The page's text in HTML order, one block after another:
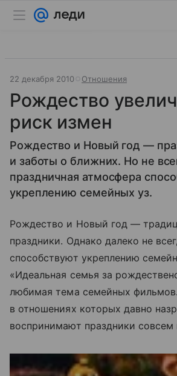
22 декабря 2010 Отношения
Рождество
риск измен
Рождество и Новый год —
и заботы о ближних. Но не
праздничная атмосфера
укреплению семейных уз.
Рождество и Новый год —
праздники. Однако далеко не
способствуют укреплению
«Идеальная семья за
любимая тема семейных
в отношениях которых давно
воспринимают праздники совсем